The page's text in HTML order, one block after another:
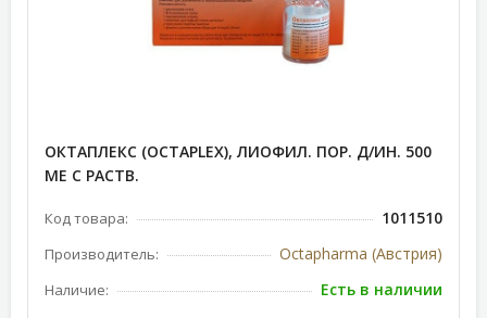
ОКТАПЛЕКС (OCTAPLEX), ЛИОФИЛ. ПОР. Д/ИН. 500
МЕ С РАСТВ.
Код товара: 1011510
Производитель: Octapharma (Австрия)
Наличие: Есть в наличии